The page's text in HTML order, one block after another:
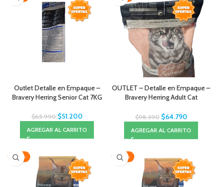
Outlet Detalle en Empaque –
Bravery Herring Senior Cat 7KG
$65.990 $51.200
AGREGAR AL CARRITO
OUTLET – Detalle en Empaque –
Bravery Herring Adult Cat
$98.390 $64.790
AGREGAR AL CARRITO
-20% -20%